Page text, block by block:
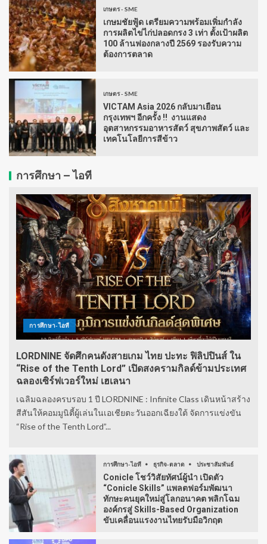
เกษตร - SME
เกษมชัยฟู้ด เตรียมความพร้อมเพิ่มกำลัง
การผลิตไข่ไก่ปลอดกรง 3 เท่า ตั้งเป้าผลิต
100 ล้านฟองกลางปี 2569 รองรับความ
ต้องการตลาด
เกษตร - SME
VICTAM Asia 2026 กลับมาเยือน
กรุงเทพฯ อีกครั้ง !! งานแสดง
อุตสาหกรรมอาหารสัตว์ สุขภาพสัตว์ และ
เทคโนโลยีการสีข้าว
การศึกษา – ไอที
การศึกษา-ไอที
LORDNINE จัดศึกคนดังสายเกม ไทย ปะทะ ฟิลิปปินส์ ใน
“Rise of the Tenth Lord” เปิดสงครามกิลด์ข้ามประเทศ
ฉลองเซิร์ฟเวอร์ใหม่ เฮเลนา
เฉลิมฉลองครบรอบ 1 ปี LORDNINE : Infinite Class เดินหน้าสร้าง
สีสันให้คอมมูนิตี้ผู้เล่นในเอเชียตะวันออกเฉียงใต้ จัดการแข่งขัน
“Rise of the Tenth Lord”...
การศึกษา-ไอที ธุรกิจ-ตลาด ประชาสัมพันธ์
Conicle โชว์วิสัยทัศน์ผู้นำ เปิดตัว
“Conicle Skills” แพลตฟอร์มพัฒนา
ทักษะคนยุคใหม่สู่โลกอนาคต พลิกโฉม
องค์กรสู่ Skills-Based Organization
ขับเคลื่อนแรงงานไทยรับมือวิกฤต